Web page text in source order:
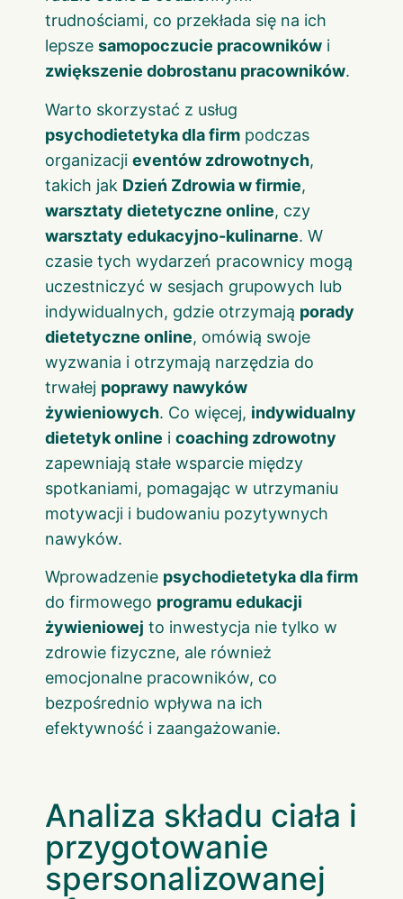
trudnościami, co przekłada się na ich
lepsze samopoczucie pracowników i
zwiększenie dobrostanu pracowników.
Warto skorzystać z usług
psychodietetyka dla firm podczas
organizacji eventów zdrowotnych,
takich jak Dzień Zdrowia w firmie,
warsztaty dietetyczne online, czy
warsztaty edukacyjno-kulinarne. W
czasie tych wydarzeń pracownicy mogą
uczestniczyć w sesjach grupowych lub
indywidualnych, gdzie otrzymają porady
dietetyczne online, omówią swoje
wyzwania i otrzymają narzędzia do
trwałej poprawy nawyków
żywieniowych. Co więcej, indywidualny
dietetyk online i coaching zdrowotny
zapewniają stałe wsparcie między
spotkaniami, pomagając w utrzymaniu
motywacji i budowaniu pozytywnych
nawyków.
Wprowadzenie psychodietetyka dla firm
do firmowego programu edukacji
żywieniowej to inwestycja nie tylko w
zdrowie fizyczne, ale również
emocjonalne pracowników, co
bezpośrednio wpływa na ich
efektywność i zaangażowanie.
Analiza składu ciała i
przygotowanie
spersonalizowanej